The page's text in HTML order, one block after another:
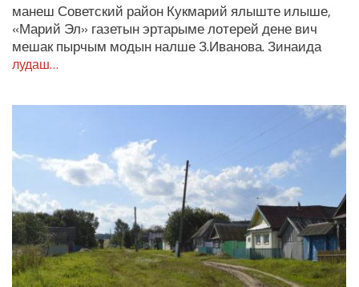
манеш Советский район Кукмарий ялыште илыше,
«Марий Эл» газетын эртарыме лотерей дене вич
мешак пырчым модын налше З.Иванова. Зинаида
лудаш…